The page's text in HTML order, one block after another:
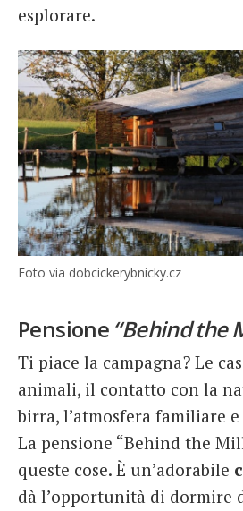
esplorare.
Foto via dobcickerybnicky.cz
Pensione “Behind the
Ti piace la campagna? Le
animali, il contatto con la
birra, l’atmosfera familiare
La pensione “Behind the
queste cose. È un’adorabile
dà l’opportunità di dormire